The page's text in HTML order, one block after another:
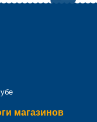
магазинов